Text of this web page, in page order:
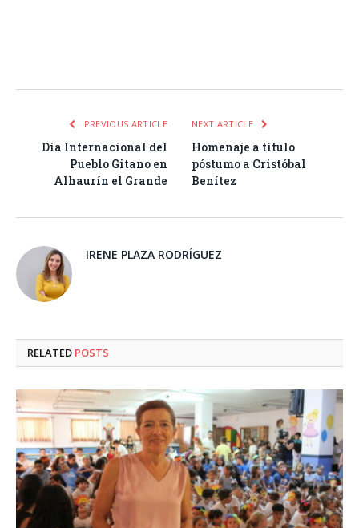
PREVIOUS ARTICLE
Día Internacional del
Pueblo Gitano en
Alhaurín el Grande
NEXT ARTICLE
Homenaje a título
póstumo a Cristóbal
Benítez
IRENE PLAZA RODRÍGUEZ
RELATED POSTS